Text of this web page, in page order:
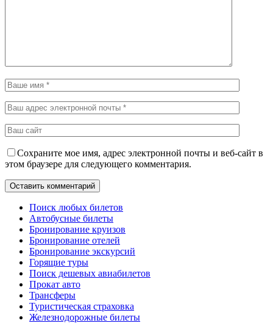
Сохраните мое имя, адрес электронной почты и веб-сайт в
этом браузере для следующего комментария.
Поиск любых билетов
Автобусные билеты
Бронирование круизов
Бронирование отелей
Бронирование экскурсий
Горящие туры
Поиск дешевых авиабилетов
Прокат авто
Трансферы
Туристическая страховка
Железнодорожные билеты